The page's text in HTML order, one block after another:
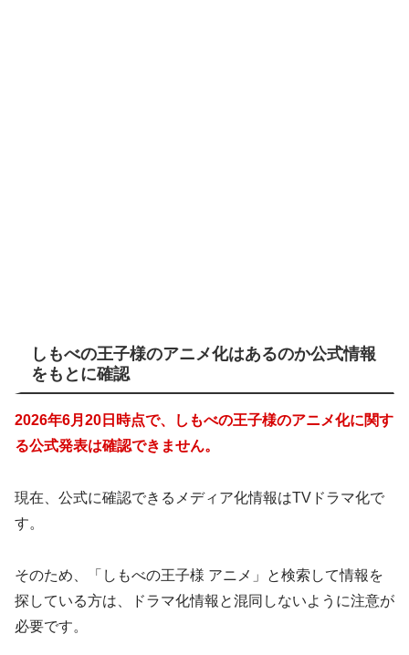
しもべの王子様のアニメ化はあるのか公式情報
をもとに確認
2026年6月20日時点で、しもべの王子様のアニメ化に関す
る公式発表は確認できません。
現在、公式に確認できるメディア化情報はTVドラマ化で
す。
そのため、「しもべの王子様 アニメ」と検索して情報を
探している方は、ドラマ化情報と混同しないように注意が
必要です。